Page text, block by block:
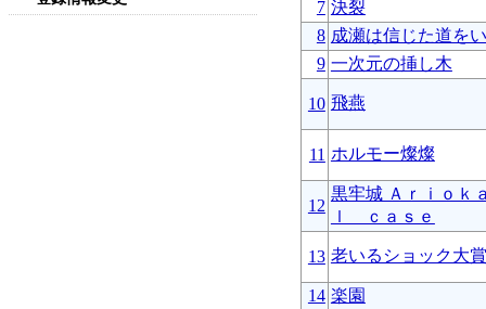
7 決裂
8 成瀬は信じた道を
9 一次元の挿し木
10 飛燕
11 ホルモー燦燦
12
黒牢城 Ａｒｉｏ
ｌ ｃａｓｅ
13 老いるショック大賞
14 楽園